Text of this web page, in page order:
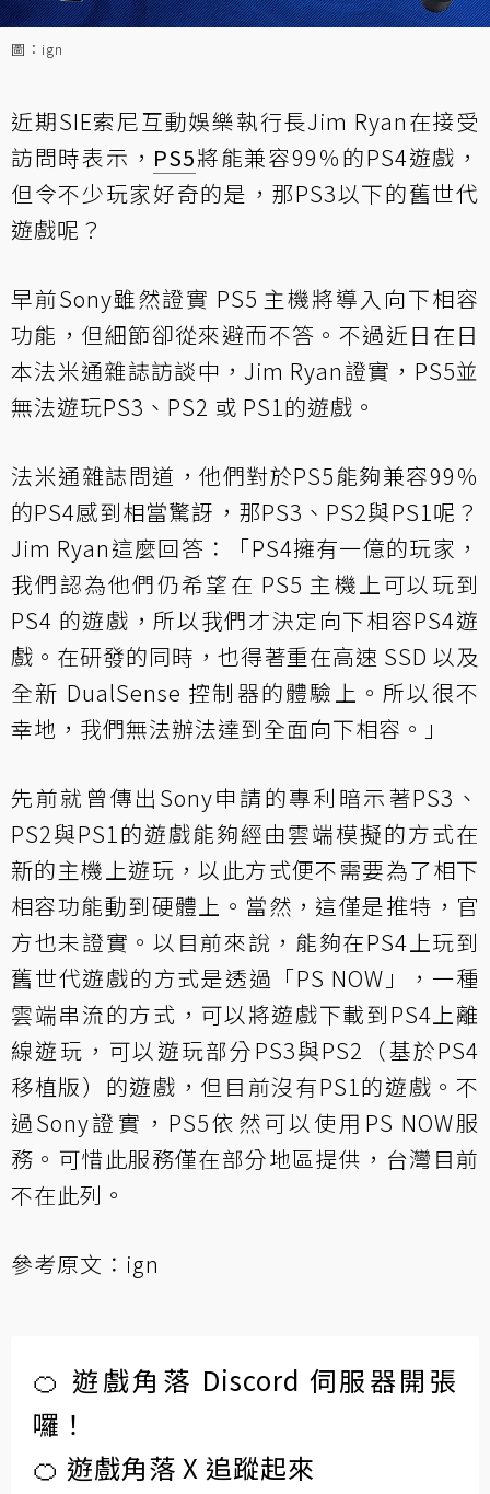
圖：ign
近期SIE索尼互動娛樂執行長Jim Ryan在接受
訪問時表示， PS5將能兼容99％的PS4遊戲 ，
但令不少玩家好奇的是，那PS3以下的舊世代
遊戲呢？
早前Sony雖然證實 PS5 主機將導入向下相容
功能，但細節卻從來避而不答。不過近日在日
本法米通雜誌訪談中，Jim Ryan證實，PS5並
無法遊玩PS3、PS2 或 PS1的遊戲。
法米通雜誌問道，他們對於PS5能夠兼容99％
的PS4感到相當驚訝，那PS3、PS2與PS1呢？
Jim Ryan這麼回答：「PS4擁有一億的玩家，
我們認為他們仍希望在 PS5 主機上可以玩到
PS4 的遊戲，所以我們才決定向下相容PS4遊
戲。在研發的同時，也得著重在高速 SSD 以及
全新 DualSense 控制器的體驗上。所以很不
幸地，我們無法辦法達到全面向下相容。」
先前就曾傳出Sony申請的專利暗示著PS3、
PS2與PS1的遊戲能夠經由雲端模擬的方式在
新的主機上遊玩，以此方式便不需要為了相下
相容功能動到硬體上。當然，這僅是推特，官
方也未證實。以目前來說，能夠在PS4上玩到
舊世代遊戲的方式是透過「PS NOW」，一種
雲端串流的方式，可以將遊戲下載到PS4上離
線遊玩，可以遊玩部分PS3與PS2（基於PS4
移植版）的遊戲，但目前沒有PS1的遊戲。不
過Sony證實，PS5依然可以使用PS NOW服
務。可惜此服務僅在部分地區提供，台灣目前
不在此列。
參考原文： ign
🍊 遊戲角落 Discord 伺服器開張
囉！
🍊 遊戲角落 X 追蹤起來